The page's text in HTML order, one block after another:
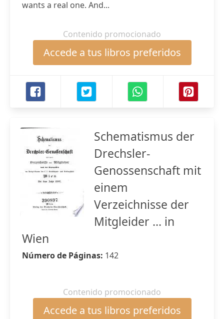
wants a real one. And...
Contenido promocionado
Accede a tus libros preferidos
Schematismus der
Drechsler-
Genossenschaft mit
einem
Verzeichnisse der
Mitgleider ... in
Wien
Número de Páginas: 142
Contenido promocionado
Accede a tus libros preferidos